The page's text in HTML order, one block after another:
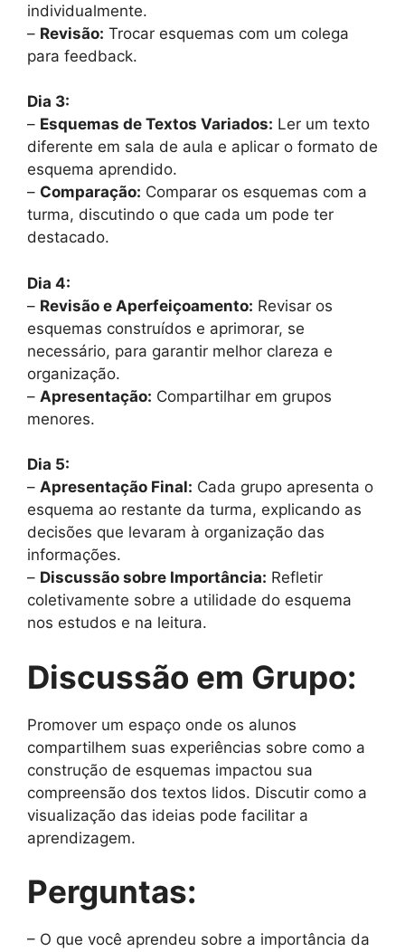
individualmente.
– Revisão: Trocar esquemas com um colega
para feedback.
Dia 3:
– Esquemas de Textos Variados: Ler um texto
diferente em sala de aula e aplicar o formato de
esquema aprendido.
– Comparação: Comparar os esquemas com a
turma, discutindo o que cada um pode ter
destacado.
Dia 4:
– Revisão e Aperfeiçoamento: Revisar os
esquemas construídos e aprimorar, se
necessário, para garantir melhor clareza e
organização.
– Apresentação: Compartilhar em grupos
menores.
Dia 5:
– Apresentação Final: Cada grupo apresenta o
esquema ao restante da turma, explicando as
decisões que levaram à organização das
informações.
– Discussão sobre Importância: Refletir
coletivamente sobre a utilidade do esquema
nos estudos e na leitura.
Discussão em Grupo:
Promover um espaço onde os alunos
compartilhem suas experiências sobre como a
construção de esquemas impactou sua
compreensão dos textos lidos. Discutir como a
visualização das ideias pode facilitar a
aprendizagem.
Perguntas:
– O que você aprendeu sobre a importância da